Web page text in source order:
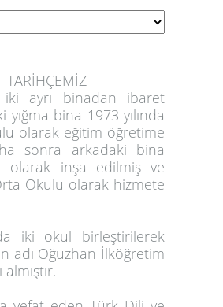
TARİHÇEMİZ
iki ayrı binadan ibaret
bina 1973 yılında
olarak eğitim öğretime
sonra arkadaki bina
olarak inşa edilmiş ve
Okulu olarak hizmete
iki okul birleştirilerek
adı Oğuzhan İlköğretim